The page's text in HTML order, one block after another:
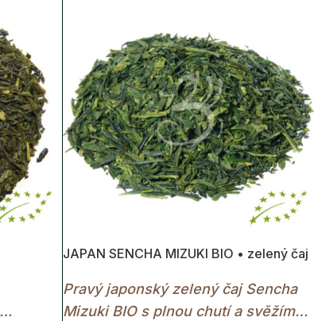
JAPAN SENCHA MIZUKI BIO • zelený čaj
Pravý japonský zelený čaj Sencha
Mizuki BIO s plnou chutí a svěžím